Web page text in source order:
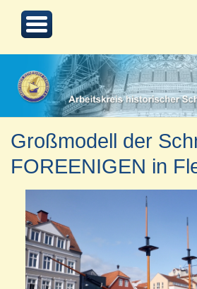
Großmodell der
FOREENIGEN in